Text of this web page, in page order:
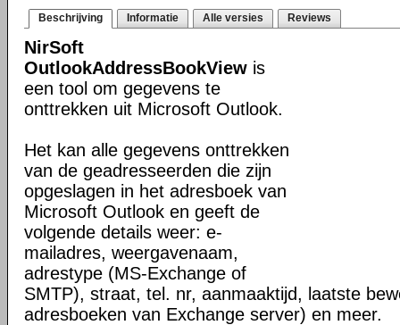
Beschrijving Informatie Alle versies Reviews
NirSoft
OutlookAddressBookView is
een tool om gegevens te
onttrekken uit Microsoft Outlook.
Het kan alle gegevens onttrekken
van de geadresseerden die zijn
opgeslagen in het adresboek van
Microsoft Outlook en geeft de
volgende details weer: e-
mailadres, weergavenaam,
adrestype (MS-Exchange of
SMTP), straat, tel. nr, aanmaaktijd, laatste
adresboeken van Exchange server) en meer.